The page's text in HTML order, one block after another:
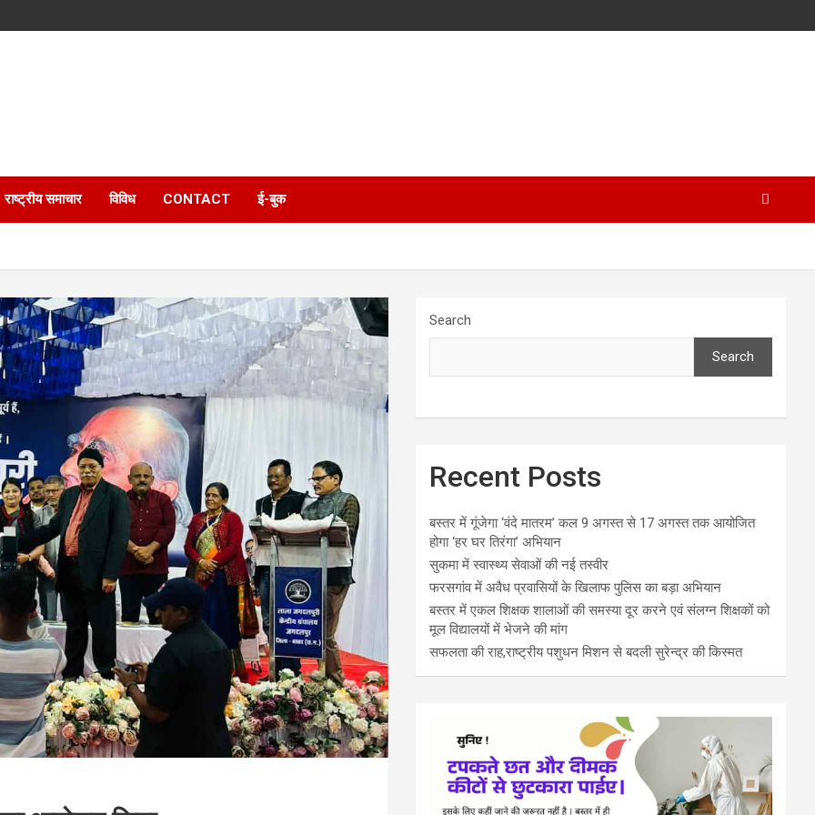
राष्ट्रीय समाचार विविध CONTACT ई-बुक
Search
Search
Recent Posts
बस्तर में गूंजेगा ‘वंदे मातरम’ कल 9 अगस्त से 17 अगस्त तक आयोजित
होगा ‘हर घर तिरंगा’ अभियान
सुकमा में स्वास्थ्य सेवाओं की नई तस्वीर
फरसगांव में अवैध प्रवासियों के खिलाफ पुलिस का बड़ा अभियान
बस्तर में एकल शिक्षक शालाओं की समस्या दूर करने एवं संलग्न शिक्षकों को
मूल विद्यालयों में भेजने की मांग
सफलता की राह,राष्ट्रीय पशुधन मिशन से बदली सुरेन्द्र की किस्मत